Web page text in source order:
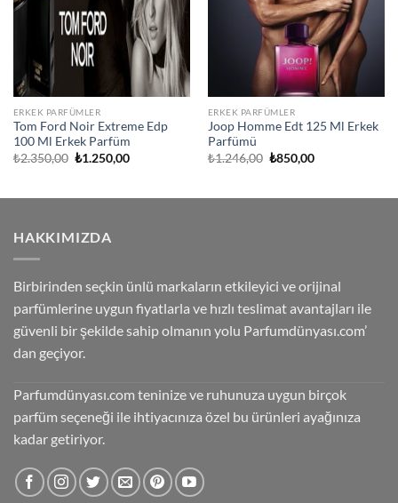
ERKEK PARFÜMLER
Tom Ford Noir Extreme Edp
100 Ml Erkek Parfüm
₺2.350,00 Orijinal
₺1.250,00Şu
ERKEK PARFÜMLER
Joop Homme Edt 125 Ml Erkek
Parfümü
₺1.246,00 Orijinal
₺850,00Şu
HAKKIMIZDA
Birbirinden seçkin ünlü markaların etkileyici ve orijinal
parfümlerine uygun fiyatlarla ve hızlı teslimat avantajları ile
güvenli bir şekilde sahip olmanın yolu Parfumdünyası.com’
dan geçiyor.
Parfumdünyası.com teninize ve ruhunuza uygun birçok
parfüm seçeneği ile ihtiyacınıza özel bu ürünleri ayağınıza
kadar getiriyor.